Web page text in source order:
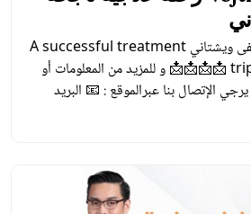
رحلة علاجية ناجحة بمستشفى ويشتاني A successful treatment
trip at Vejthani Hospital 📩📩📩📩 و للمزيد من المعلومات أو
الإتصال بنا عبرالموقع : 📧 البريد